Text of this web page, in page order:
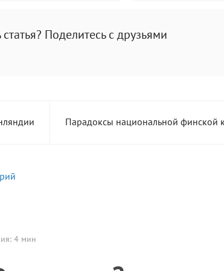
Поделитесь с друзьями
Парадоксы национальной финской
4 мин